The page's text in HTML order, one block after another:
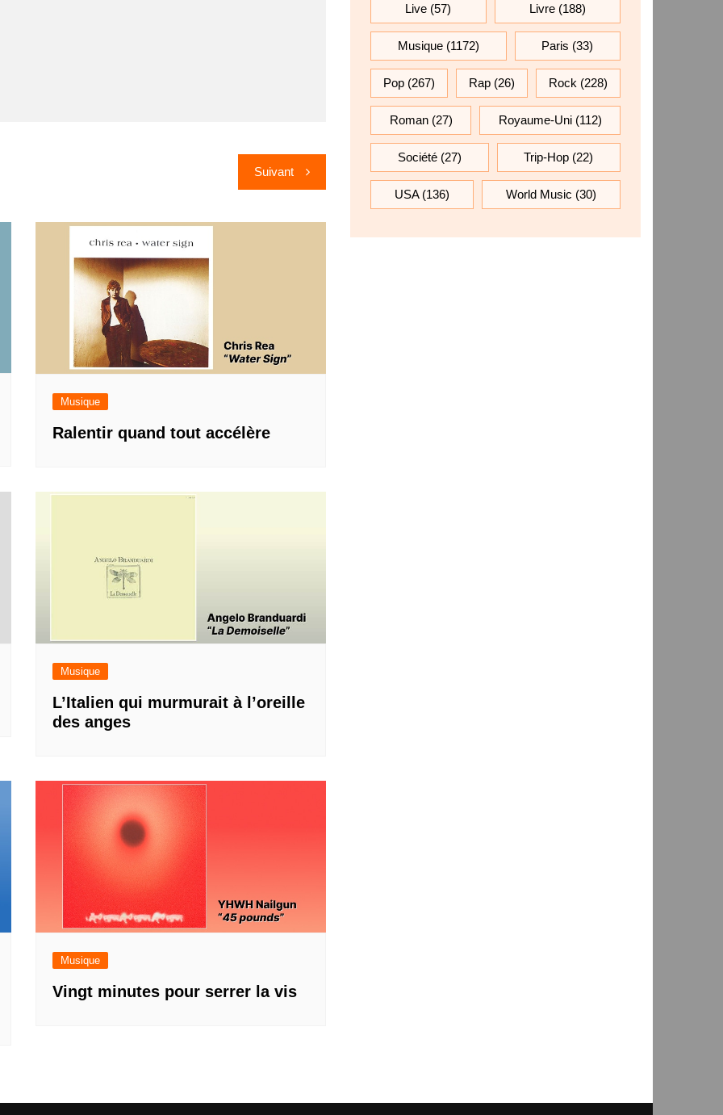
Suivant
Musique
Ralentir quand tout accélère
Musique
L’Italien qui murmurait à l’oreille
des anges
Musique
Vingt minutes pour serrer la vis
Live (57) Livre(188)
Musique(1172) Paris (33)
Pop (267) Rap (26) Rock (228)
Roman(27) Royaume-Uni(112)
Société(27) Trip-Hop (22)
USA(136) World Music (30)